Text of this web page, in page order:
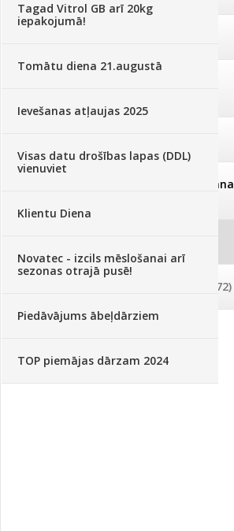
Tagad Vitrol GB arī 20kg
iepakojumā!
Tomātu diena 21.augustā
Ievešanas atļaujas 2025
Visas datu drošības lapas (DDL)
vienuviet
Klientu Diena
Novatec - izcils mēslošanai arī
sezonas otrajā pusē!
Piedāvājums ābeļdārziem
TOP piemājas dārzam 2024
Dezinfekcija, tīrīšana, mazgāšana
(72)